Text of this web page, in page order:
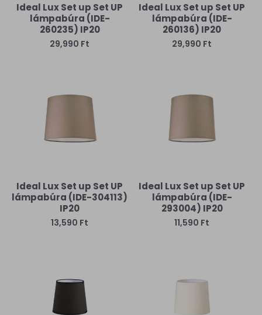
Ideal Lux Set up Set UP
lámpabúra (IDE-
260235) IP20
29,990 Ft
Ideal Lux Set up Set UP
lámpabúra (IDE-
260136) IP20
29,990 Ft
Ideal Lux Set up Set UP
lámpabúra (IDE-304113)
IP20
13,590 Ft
Ideal Lux Set up Set UP
lámpabúra (IDE-
293004) IP20
11,590 Ft